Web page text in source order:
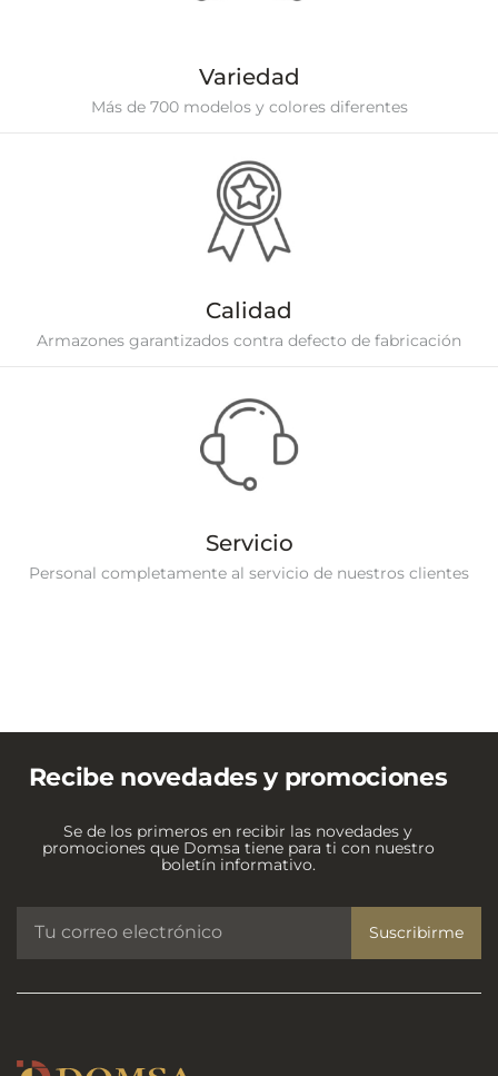
Variedad
Más de 700 modelos y colores diferentes
Calidad
Armazones garantizados contra defecto de fabricación
Servicio
Personal completamente al servicio de nuestros clientes
Recibe novedades y promociones
Se de los primeros en recibir las novedades y
promociones que Domsa tiene para ti con nuestro
boletín informativo.
Suscribirme